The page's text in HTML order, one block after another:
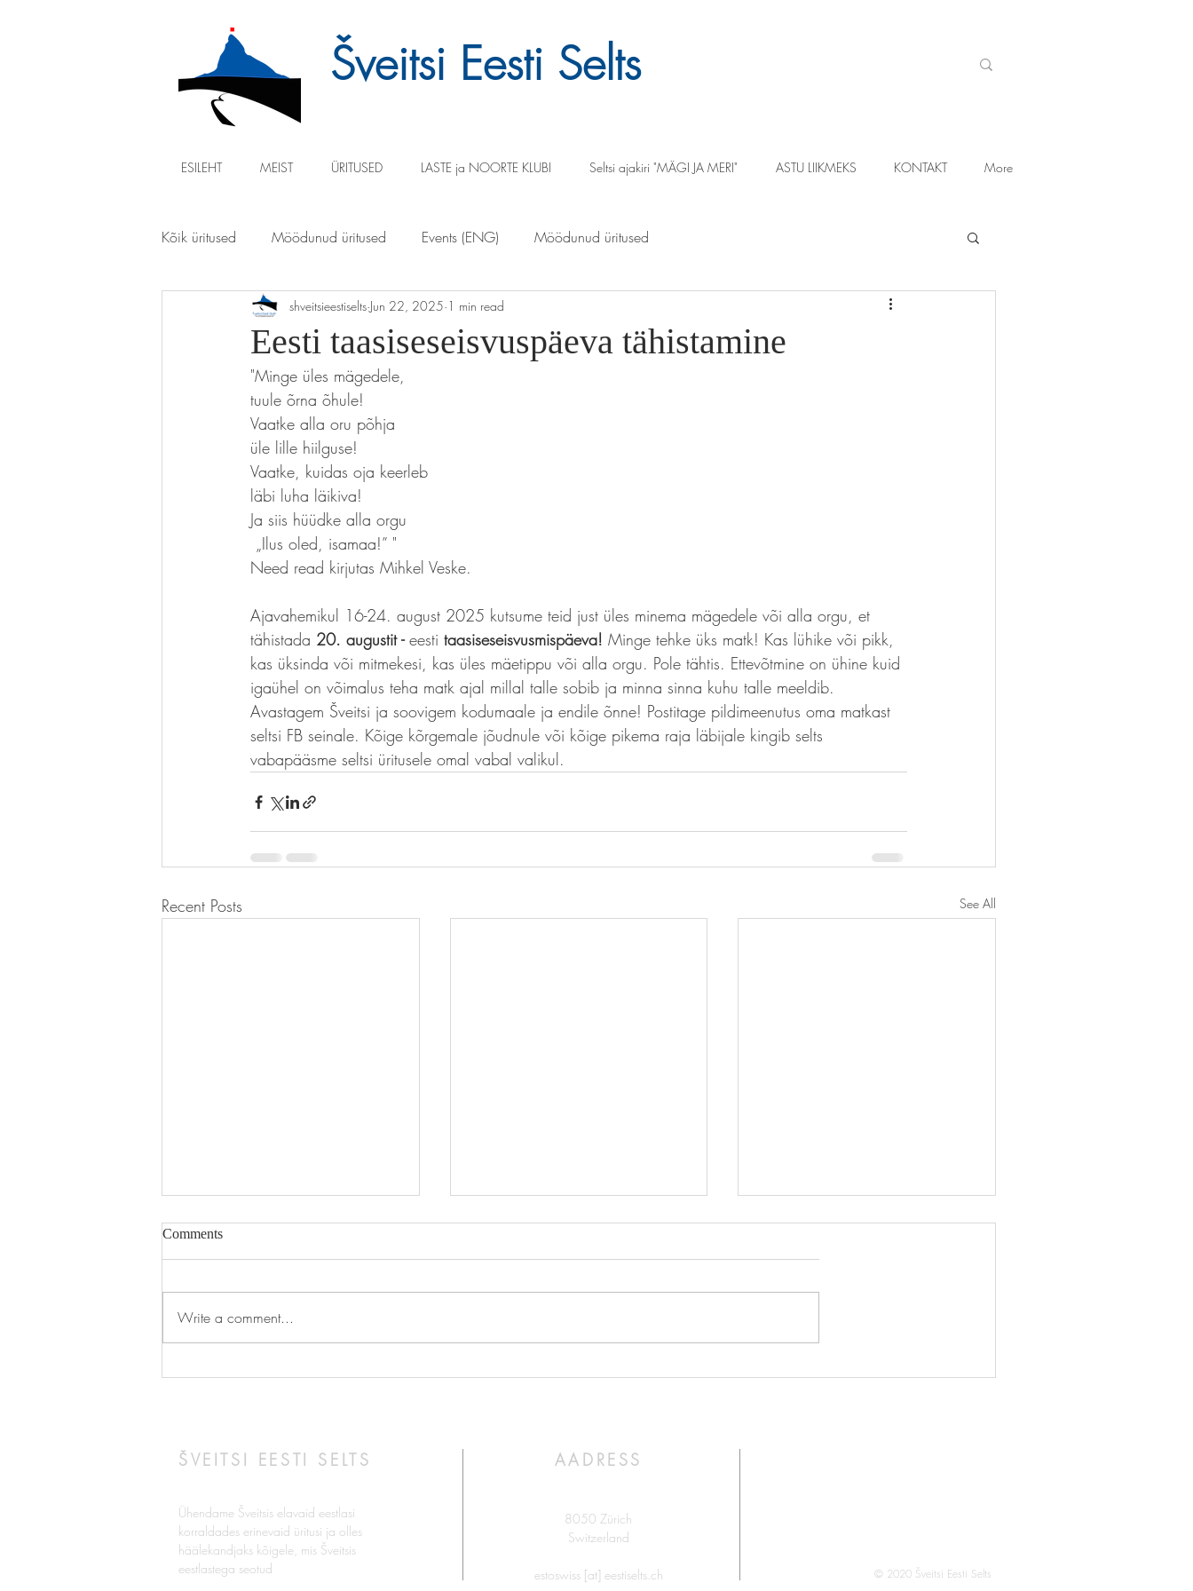
Šveitsi Eesti Selts
ESILEHT MEIST ÜRITUSED LASTE ja NOORTE KLUBI Seltsi ajakiri "MÄGI JA MERI" ASTU LIIKMEKS KONTAKT More
Kõik üritused Möödunud üritused Events (ENG) Möödunud üritused
Eesti taasiseseisvuspäeva tähistamine
shveitsieestiselts Jun 22, 2025 1 min read
"Minge üles mägedele,
tuule õrna õhule!
Vaatke alla oru põhja
üle lille hiilguse!
Vaatke, kuidas oja keerleb
läbi luha läikiva!
Ja siis hüüdke alla orgu
„Ilus oled, isamaa!” "
Need read kirjutas Mihkel Veske.
Ajavahemikul 16-24. august 2025 kutsume teid just üles minema mägedele või alla orgu, et
tähistada 20. augustit - eesti taasiseseisvusmispäeva! Minge tehke üks matk! Kas lühike või pikk,
kas üksinda või mitmekesi, kas üles mäetippu või alla orgu. Pole tähtis. Ettevõtmine on ühine kuid
igaühel on võimalus teha matk ajal millal talle sobib ja minna sinna kuhu talle meeldib.
Avastagem Šveitsi ja soovigem kodumaale ja endile õnne! Postitage pildimeenutus oma matkast
seltsi FB seinale. Kõige kõrgemale jõudnule või kõige pikema raja läbijale kingib selts
vabapääsme seltsi üritusele omal vabal valikul.
Recent Posts See All
Comments
Write a comment...
ŠVEITSI EESTI SELTS
Ühendame Šveitsis elavaid eestlasi
korraldades erinevaid üritusi ja olles
häälekandjaks kõigele, mis Šveitsis
eestlastega seotud
AADRESS
8050 Zürich
Switzerland
estoswiss [at] eestiselts.ch © 2020 Šveitsi Eesti Selts